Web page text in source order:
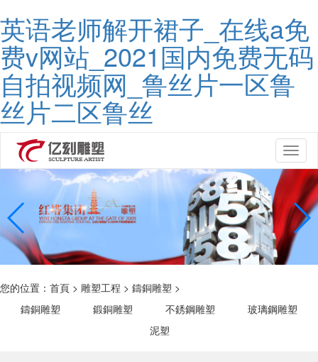
英语老师解开裙子_在线a免
费v网站_2021国内免费无码
自拍视频网_鲁丝片一区鲁
丝片二区鲁丝
您的位置： 首頁 > 雕塑工程 > 鑄銅雕塑 >
鑄銅雕塑
鍛銅雕塑 不銹鋼雕塑
玻璃鋼雕塑
泥塑